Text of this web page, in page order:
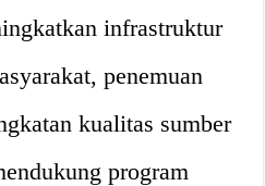
infrastruktur
penemuan
kualitas sumber
program